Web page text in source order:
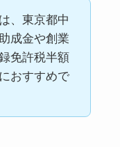
、東京都中
成金や創業
免許税半額
おすすめで